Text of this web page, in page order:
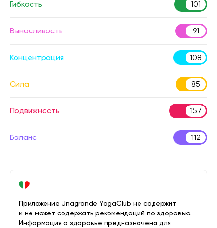
Гибкость 101
Выносливость 91
Концентрация 108
Сила 85
Подвижность 157
Баланс 112
Приложение Unagrande YogaClub не содержит
и не может содержать рекомендаций по здоровью.
Информация о здоровье предназначена для